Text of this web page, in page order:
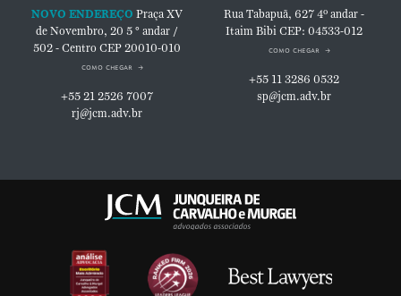
NOVO ENDEREÇO Praça XV
de Novembro, 20 5 ° andar /
502 - Centro CEP 20010-010
como chegar
+55 21 2526 7007
rj@jcm.adv.br
Rua Tabapuã, 6274º andar -
Itaim BibiCEP: 04533-012
como chegar
+55 11 3286 0532
sp@jcm.adv.br